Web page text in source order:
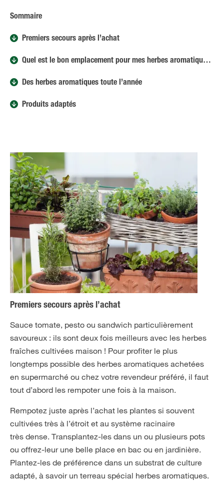
Sommaire
Premiers secours après l’achat
Quel est le bon emplacement pour mes herbes aromatiques ?
Des herbes aromatiques toute l’année
Produits adaptés
Premiers secours après l’achat
Sauce tomate, pesto ou sandwich particulièrement
savoureux : ils sont deux fois meilleurs avec les herbes
fraîches cultivées maison ! Pour profiter le plus
longtemps possible des herbes aromatiques achetées
en supermarché ou chez votre revendeur préféré, il faut
tout d’abord les rempoter une fois à la maison.
Rempotez juste après l’achat les plantes si souvent
cultivées très à l’étroit et au système racinaire
très dense. Transplantez-les dans un ou plusieurs pots
ou offrez-leur une belle place en bac ou en jardinière.
Plantez-les de préférence dans un substrat de culture
adapté, à savoir un terreau spécial herbes aromatiques.